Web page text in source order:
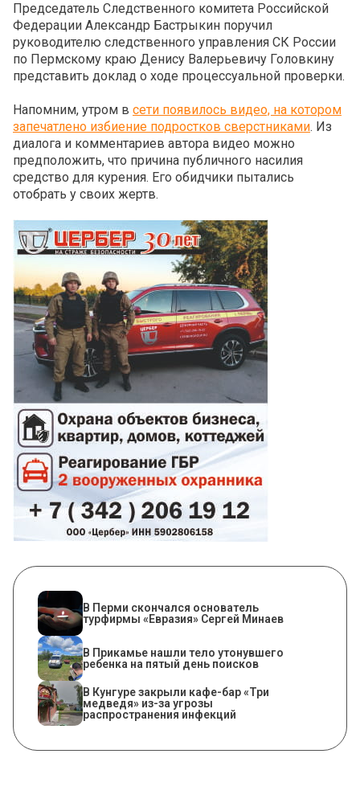
Председатель Следственного комитета Российской
Федерации Александр Бастрыкин поручил
руководителю следственного управления СК России
по Пермскому краю Денису Валерьевичу Головкину
представить доклад о ходе процессуальной проверки.
Напомним, утром в сети появилось видео, на котором
запечатлено избиение подростков сверстниками. Из
диалога и комментариев автора видео можно
предположить, что причина публичного насилия
средство для курения. Его обидчики пытались
отобрать у своих жертв.
В Перми скончался основатель
турфирмы «Евразия» Сергей Минаев
В Прикамье нашли тело утонувшего
ребенка на пятый день поисков
​В Кунгуре закрыли кафе-бар «Три
медведя» из-за угрозы
распространения инфекций